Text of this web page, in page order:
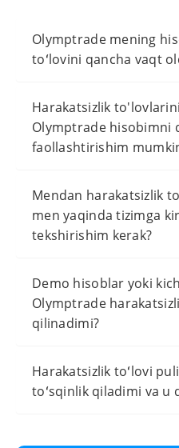
Olymptrade mening
toʻlovini qancha vaqt
Harakatsizlik
Olymptrade hisobimni
faollashtirishim
Mendan harakatsizlik
men yaqinda tizimga
tekshirishim kerak?
Demo hisoblar yoki
Olymptrade
qilinadimi?
Harakatsizlik toʻlovi
toʻsqinlik qiladimi va u